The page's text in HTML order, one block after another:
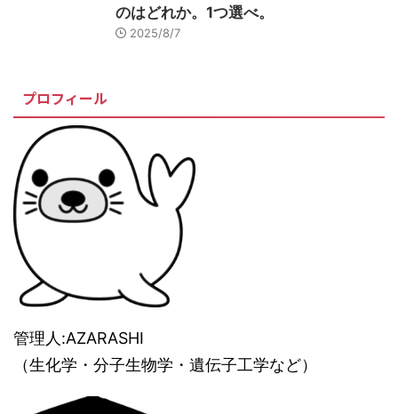
のはどれか。1つ選べ。
2025/8/7
プロフィール
管理人:AZARASHI
（生化学・分子生物学・遺伝子工学など）